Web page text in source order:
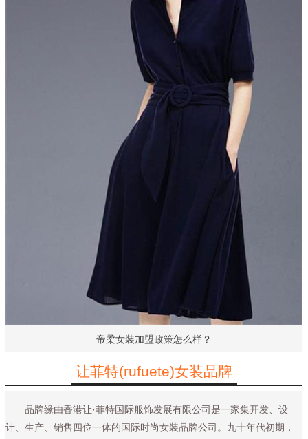
帝柔女装加盟政策怎么样？
让菲特(rufuete)女装品牌
品牌缘由香港让·菲特国际服饰发展有限公司是一家集开发、设
计、生产、销售四位一体的国际时尚女装品牌公司。九十年代初期，